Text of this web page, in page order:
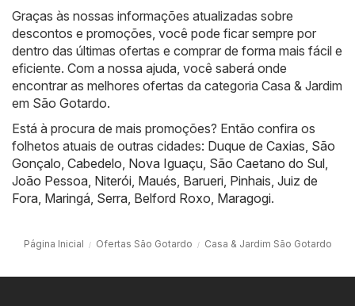
Graças às nossas informações atualizadas sobre
descontos e promoções, você pode ficar sempre por
dentro das últimas ofertas e comprar de forma mais fácil e
eficiente. Com a nossa ajuda, você saberá onde
encontrar as melhores ofertas da categoria Casa & Jardim
em São Gotardo.
Está à procura de mais promoções? Então confira os
folhetos atuais de outras cidades: Duque de Caxias, São
Gonçalo, Cabedelo, Nova Iguaçu, São Caetano do Sul,
João Pessoa, Niterói, Maués, Barueri, Pinhais, Juiz de
Fora, Maringá, Serra, Belford Roxo, Maragogi.
Página Inicial Ofertas São Gotardo Casa & Jardim São Gotardo